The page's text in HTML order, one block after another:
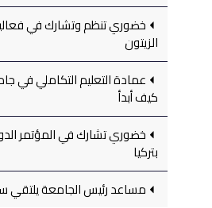
خضوري تنظم وتشارك في
الزيتون
عمادة التعليم التكاملي في
كيف أبدأ
خضوري تشارك في المؤتمر
بتركيا
مساعد رئيس الجامعة يلتقي